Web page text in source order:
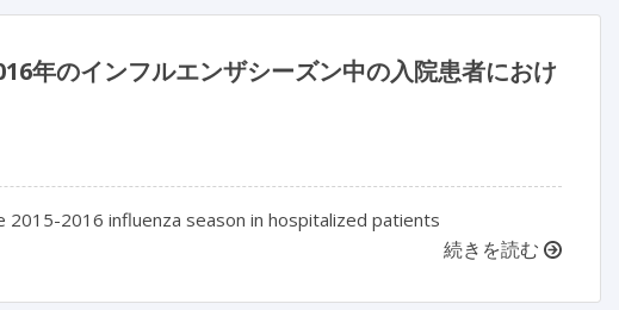
年のインフルエンザシーズン中の入院患者におけ
2015-2016 influenza season in hospitalized patients
続きを読む